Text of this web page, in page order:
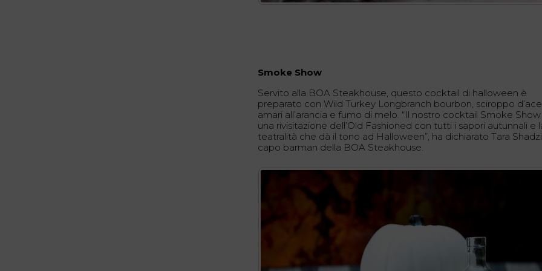
Smoke Show
Servito alla BOA Steakhouse, questo cocktail di halloween è
preparato con Wild Turkey Longbranch bourbon, sciroppo
amari all’arancia e fumo di melo. “Il nostro cocktail Smoke
una rivisitazione dell’Old Fashioned con tutti i sapori autunnali e
teatralità che dà il tono ad Halloween”, ha dichiarato Tara
capo barman della BOA Steakhouse.